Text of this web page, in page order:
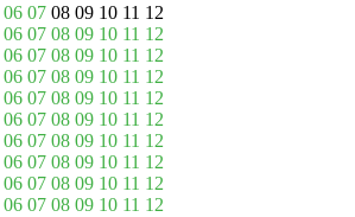
06 07 08 09 10 11 12
06 07 08 09 10 11 12
06 07 08 09 10 11 12
06 07 08 09 10 11 12
06 07 08 09 10 11 12
06 07 08 09 10 11 12
06 07 08 09 10 11 12
06 07 08 09 10 11 12
06 07 08 09 10 11 12
06 07 08 09 10 11 12